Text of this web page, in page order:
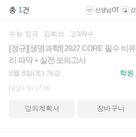
총 1건 선생님 OT
수능 정규 김희석 고3/N수
[정규][생명과학I] 2027 CORE 필수 비
리 파악 + 실전 모의고사
8월 8일(토) 개강 학원
[토]13:30-17:00
강의계획서 장바구니